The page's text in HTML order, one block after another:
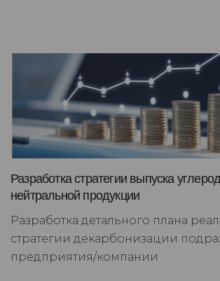
Разработка стратегии выпуска
нейтральной продукции
Разработка детального плана
стратегии декарбонизации
предприятия/компании